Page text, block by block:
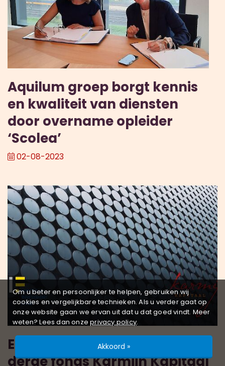
Aquilum groep borgt kennis
en kwaliteit van diensten
door overname opleider
‘Scolea’
02-08-2023
EIF stapt met €15 miljoen in
derde fonds Karmijn Kapitaal
Om u beter en persoonlijker te helpen, gebruiken wij
cookies en vergelijkbare technieken. Als u verder gaat op
onze website gaan we ervan uit dat u dat goed vindt. Meer
weten? Lees dan onzeprivacy policy.
Akkoord »